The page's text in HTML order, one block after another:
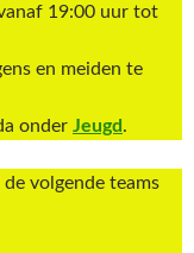
19:00 uur tot
en meiden te
onder Jeugd.
de volgende teams